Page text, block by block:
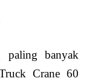
paling banyak
Crane 60